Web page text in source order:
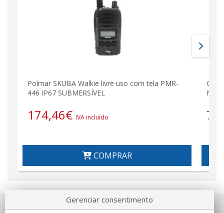
Polmar SKUBA Walkie livre uso com tela PMR-
446 IP67 SUBMERSÍVEL
174,46€ IVA incluído
COMPRAR
G7E
Gerenciar consentimento